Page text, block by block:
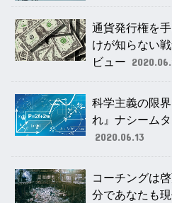
通貨発行権を
けが知らない
ビュー
科学主義の限
れ』ナシーム
2020.06.13
コーチングは
分であなたも